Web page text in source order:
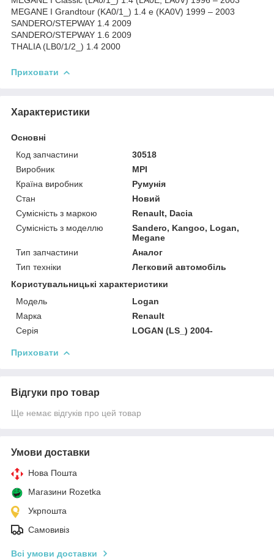
MEGANE I Grandtour (KA0/1_) 1.4 e (KA0V) 1999 – 2003
SANDERO/STEPWAY 1.4 2009
SANDERO/STEPWAY 1.6 2009
THALIA (LB0/1/2_) 1.4 2000
Приховати
Характеристики
Основні
Код запчастини
30518
Виробник
MPI
Країна виробник
Румунія
Стан
Новий
Сумісність з маркою
Renault, Dacia
Сумісність з моделлю
Sandero, Kangoo, Logan,
Megane
Тип запчастини
Аналог
Тип техніки
Легковий автомобіль
Користувальницькі характеристики
Мoдель
Logan
Марка
Renault
Серія
LOGAN (LS_) 2004-
Приховати
Відгуки про товар
Ще немає відгуків про цей товар
Умови доставки
Нова Пошта
Магазини Rozetka
Укрпошта
Самовивіз
Всі умови доставки